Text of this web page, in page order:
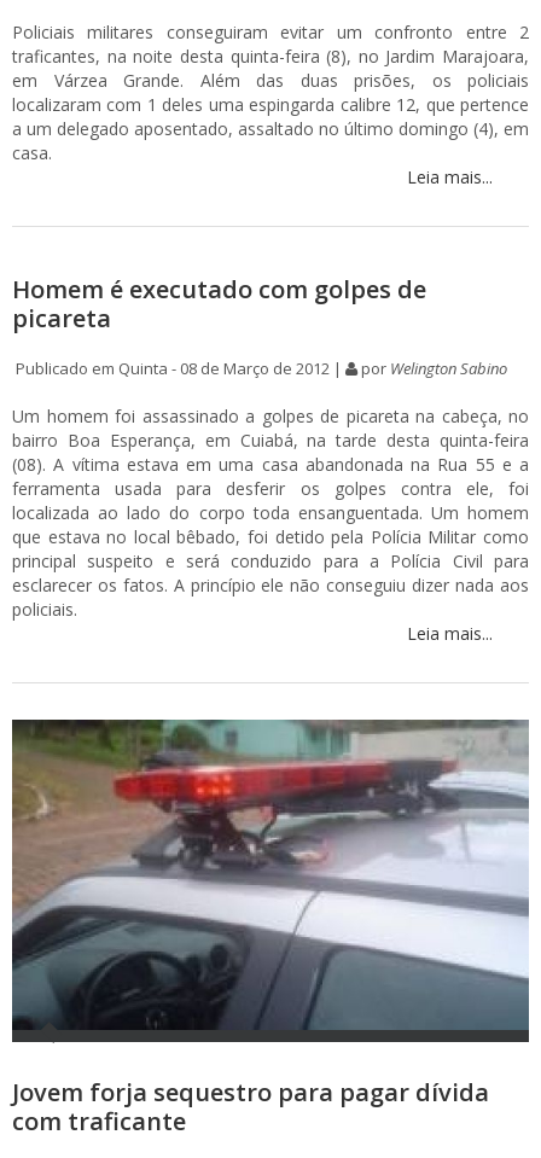
Policiais militares conseguiram evitar um confronto entre 2
traficantes, na noite desta quinta-feira (8), no Jardim Marajoara,
em Várzea Grande. Além das duas prisões, os policiais
localizaram com 1 deles uma espingarda calibre 12, que pertence
a um delegado aposentado, assaltado no último domingo (4), em
casa.
Leia mais...
Homem é executado com golpes de
picareta
Publicado em Quinta - 08 de Março de 2012 | por Welington Sabino
Um homem foi assassinado a golpes de picareta na cabeça, no
bairro Boa Esperança, em Cuiabá, na tarde desta quinta-feira
(08). A vítima estava em uma casa abandonada na Rua 55 e a
ferramenta usada para desferir os golpes contra ele, foi
localizada ao lado do corpo toda ensanguentada. Um homem
que estava no local bêbado, foi detido pela Polícia Militar como
principal suspeito e será conduzido para a Polícia Civil para
esclarecer os fatos. A princípio ele não conseguiu dizer nada aos
policiais.
Leia mais...
Jovem forja sequestro para pagar dívida
com traficante